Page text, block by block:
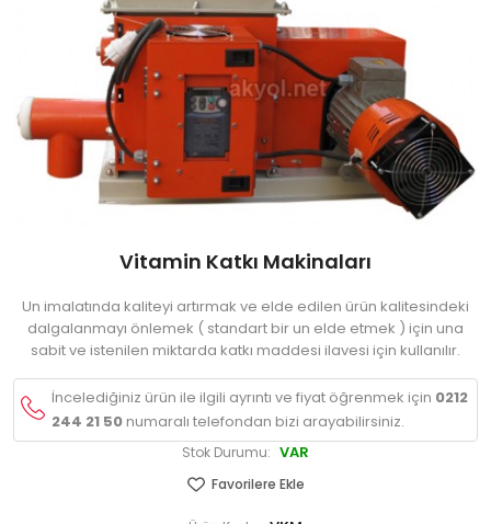
Vitamin Katkı Makinaları
Un imalatında kaliteyi artırmak ve elde edilen ürün kalitesindeki
dalgalanmayı önlemek ( standart bir un elde etmek ) için una
sabit ve istenilen miktarda katkı maddesi ilavesi için kullanılır.
İncelediğiniz ürün ile ilgili ayrıntı ve fiyat öğrenmek için 0212
244 21 50numaralı telefondan bizi arayabilirsiniz.
Stok Durumu: VAR
Favorilere Ekle